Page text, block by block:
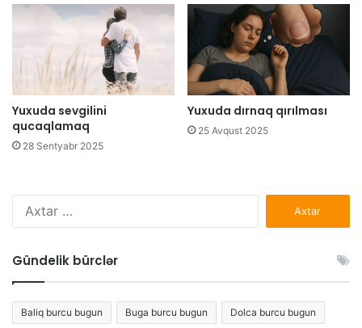
Yuxuda sevgilini
qucaqlamaq
28 Sentyabr 2025
Yuxuda dırnaq qırılması
25 Avqust 2025
Gündelik bürclər
Baliq burcu bugun Buga burcu bugun Dolca burcu bugun